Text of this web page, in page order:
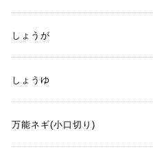
しょうが
しょうゆ
万能ネギ(小口切り)